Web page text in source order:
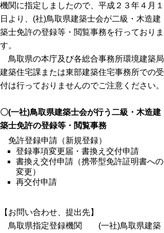
機関に指定しましたので、平成２３年４月１
日より、(社)鳥取県建築士会が二級・木造建
築士免許の登録等・閲覧事務を行っておりま
す。
鳥取県の本庁及び各総合事務所環境建築局
建築住宅課または東部建築住宅事務所での受
付は行っておりませんのでご注意ください。
〇(一社)鳥取県建築士会が行う二級・木造建
築士免許の登録等・閲覧事務
免許登録申請（新規登録）
登録事項変更届・書換え交付申請
書換え交付申請（携帯型免許証明書への
変更）
再交付申請
【お問い合わせ、提出先】
鳥取県指定登録機関 (一社)鳥取県建築